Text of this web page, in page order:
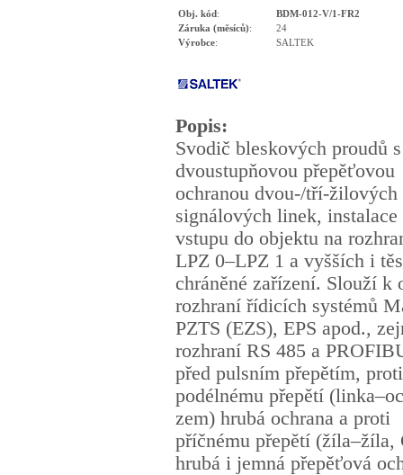
Obj. kód:
BDM-012-V/1-FR2
Záruka (měsíců):
24
Výrobce: SALTEK
Popis:
Svodič bleskových proudů s
dvoustupňovou přepěťovou
ochranou dvou-/tří-žilových
signálových linek, instalace
vstupu do objektu na
LPZ 0–LPZ 1 a vyšších i
chráněné zařízení. Slouží k
rozhraní řídicích systémů
PZTS (EZS), EPS apod.,
rozhraní RS 485 a
před pulsním přepětím, proti
podélnému přepětí
zem) hrubá ochrana a proti
příčnému přepětí (žíla–žíla,
hrubá i jemná přepěťová